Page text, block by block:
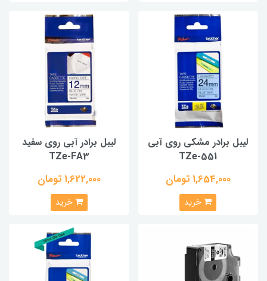
لیبل برادر مشکی روی آبی
TZe-551
1,654,000 تومان
خرید
لیبل برادر آبی روی سفید
TZe-FA3
1,622,000 تومان
خرید